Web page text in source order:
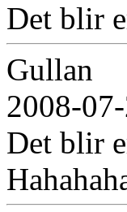
Det blir
Gullan
2008-
Det blir